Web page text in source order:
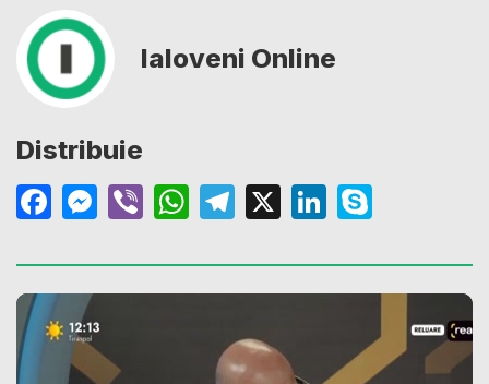
Ialoveni Online
Distribuie
Facebook
Messenger
ViberWhatsApp
Telegram
X LinkedIn